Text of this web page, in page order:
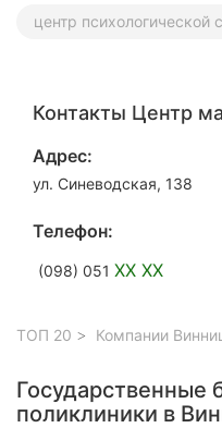
центр
Контакты Центр
Адрес:
ул. Синеводская, 138
Телефон:
(098) 051 XX XX
ТОП 20 Компании
Государственные
поликлиники в